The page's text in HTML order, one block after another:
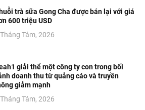
trà sữa Gong Cha được bán lại với giá
600 triệu USD
Tám, 2026
giải thể một công ty con trong bối
doanh thu từ quảng cáo và truyền
giảm mạnh
Tám, 2026